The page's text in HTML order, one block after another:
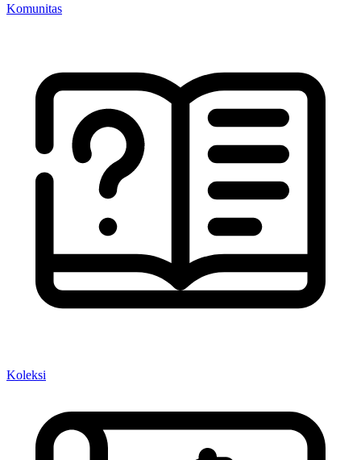
Komunitas
Koleksi